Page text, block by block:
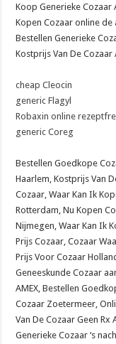
Koop Generieke Cozaar
Kopen Cozaar online de
Bestellen Generieke
Kostprijs Van De Cozaar
cheap Cleocin
generic Flagyl
Robaxin online
generic Coreg
Bestellen Goedkope
Haarlem, Kostprijs Van
Cozaar, Waar Kan Ik
Rotterdam, Nu Kopen
Nijmegen, Waar Kan Ik
Prijs Cozaar, Cozaar
Prijs Voor Cozaar
Geneeskunde Cozaar
AMEX, Bestellen
Cozaar Zoetermeer,
Van De Cozaar Geen
Generieke Cozaar ‘s